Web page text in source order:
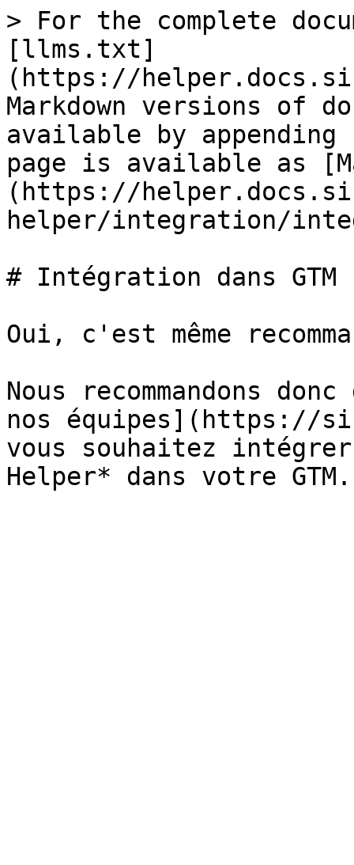
> For the complete
[llms.txt]
(https://
Markdown versions of
available by
page is available as
(https://
helper/integration/
# Intégration dans GTM
Oui, c'est même
Nous recommandons
nos équipes](https://
vous souhaitez